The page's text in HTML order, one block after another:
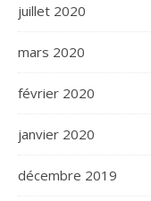
juillet 2020
mars 2020
février 2020
janvier 2020
décembre 2019